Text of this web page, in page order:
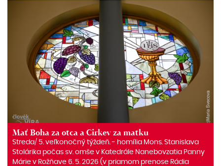
Mať Boha za otca a Cirkev za matku
Streda/ 5. veľkonočný týždeň. ‒ homília Mons. Stanislava
Stolárika počas sv. omše v Katedrále Nanebovzatia Panny
Márie v Rožňave 6. 5. 2026 (v priamom prenose Rádia